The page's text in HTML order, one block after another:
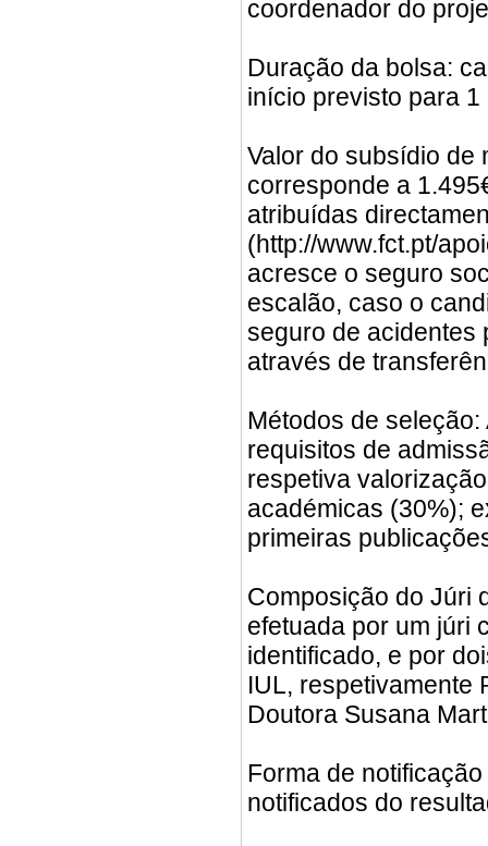
coordenador do
Duração da bolsa:
início previsto para
Valor do subsídio de
corresponde a
atribuídas
(http://www.fct.pt/
acresce o seguro
escalão, caso o
seguro de acidentes
através de
Métodos de
requisitos de
respetiva
académicas (30%);
primeiras
Composição do Júri
efetuada por um júri
identificado, e por
IUL, respetivamente
Doutora Susana
Forma de
notificados do